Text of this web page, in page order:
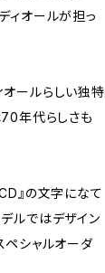
ィオールが担っ
オールらしい独特
70年代らしさも
』の文字になて
ルではデザイン
シャルオーダ